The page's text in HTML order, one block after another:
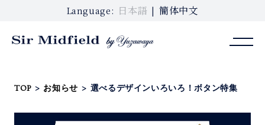
Language: 日本語 簡体中文
TOP > お知らせ > 選べるデザインいろいろ！ボタン特集